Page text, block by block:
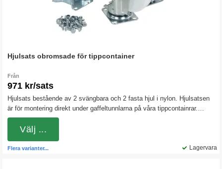
Hjulsats obromsade för tippcontainer
Från
971 kr/sats
Hjulsats bestående av 2 svängbara och 2 fasta hjul i nylon. Hjulsatsen
är för montering direkt under gaffeltunnlarna på våra tippcontainrar.
Nylonhjulen är hårda och rullar lätt även vid tyngre belastningar.
Lagervara
Flera varianter...
Välj ...